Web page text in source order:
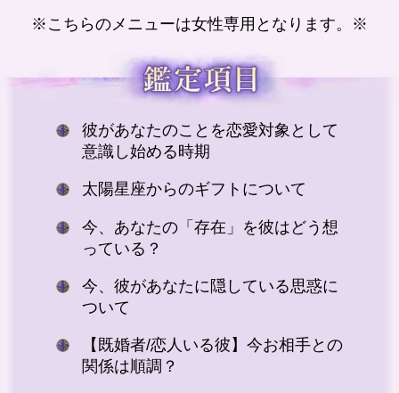
※こちらのメニューは女性専用となります。※
彼があなたのことを恋愛対象として
意識し始める時期
太陽星座からのギフトについて
今、あなたの「存在」を彼はどう想
っている？
今、彼があなたに隠している思惑に
ついて
【既婚者/恋人いる彼】今お相手との
関係は順調？